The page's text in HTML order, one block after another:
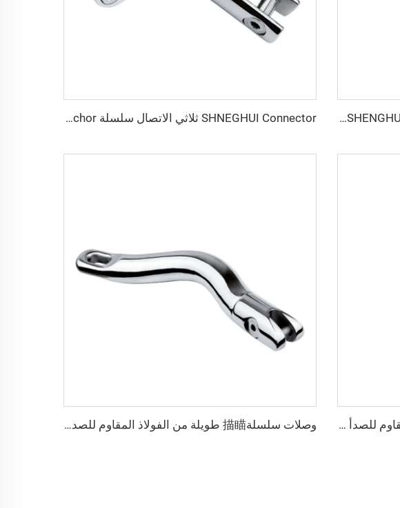
موصل سلسلة ثلاثي الدوران طويل من SHENGHUI، مصنوع من الفولاذ المقاوم للصدأ 316، ملحق بحري للقوارب يوفر قوة ومتانة تثبيت القارب SHNEGHUI Connector ثلاثي الاتصال سلسلة Anchor فولاذ مقاوم للصدأ 316 معدات بحرية مغزل / قطعة متصلة بسلسلة Anchor
وصلة سلسلة描瞄 طويلة من الفولاذ المقاوم للصدأ 316 للمصنع مع سلسلة سفينة للبيع وصلات سلسلة描瞄 طويلة من الفولاذ المقاوم للصدأ 316 للأجهزة البحرية من المصنع إكسسوارات قوارب